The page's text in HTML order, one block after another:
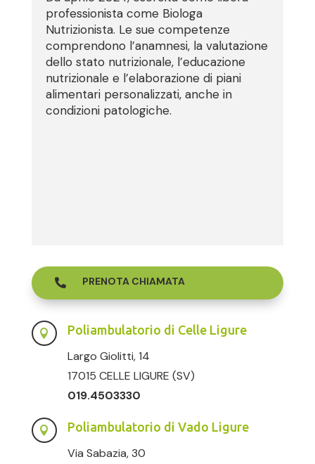
professionista come Biologa
Nutrizionista. Le sue competenze
comprendono l’anamnesi, la valutazione
dello stato nutrizionale, l’educazione
nutrizionale e l’elaborazione di piani
alimentari personalizzati, anche in
condizioni patologiche.
 PRENOTA CHIAMATA
 Poliambulatorio di Celle Ligure
Largo Giolitti, 14
17015 CELLE LIGURE (SV)
019.4503330
 Poliambulatorio di Vado Ligure
Via Sabazia, 30